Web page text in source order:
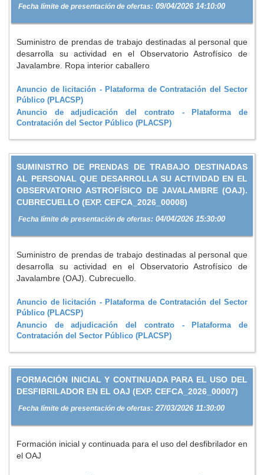
Fecha límite de presentación de ofertas: 09/04/2026 14:10:00
Suministro de prendas de trabajo destinadas al personal que
desarrolla su actividad en el Observatorio Astrofísico de
Javalambre. Ropa interior caballero
Anuncio de licitación - Plataforma de Contratación del Sector
Público (PLACSP)
Anuncio de adjudicación del contrato - Plataforma de
Contratación del Sector Público (PLACSP)
SUMINISTRO DE PRENDAS DE TRABAJO DESTINADAS
AL PERSONAL QUE DESARROLLA SU ACTIVIDAD EN EL
OBSERVATORIO ASTROFÍSICO DE JAVALAMBRE (OAJ).
CUBRECUELLO (EXP. CEFCA_2026_00008)
Fecha límite de presentación de ofertas: 04/04/2026 15:30:00
Suministro de prendas de trabajo destinadas al personal que
desarrolla su actividad en el Observatorio Astrofísico de
Javalambre (OAJ). Cubrecuello.
Anuncio de licitación - Plataforma de Contratación del Sector
Público (PLACSP)
Anuncio de adjudicación del contrato - Plataforma de
Contratación del Sector Público (PLACSP)
FORMACIÓN INICIAL Y CONTINUADA PARA EL USO DEL
DESFIBRILADOR EN EL OAJ (EXP. CEFCA_2026_00007)
Fecha límite de presentación de ofertas: 27/03/2026 11:30:00
Formación inicial y continuada para el uso del desfibrilador en
el OAJ